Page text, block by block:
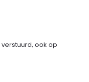
verstuurd, ook op